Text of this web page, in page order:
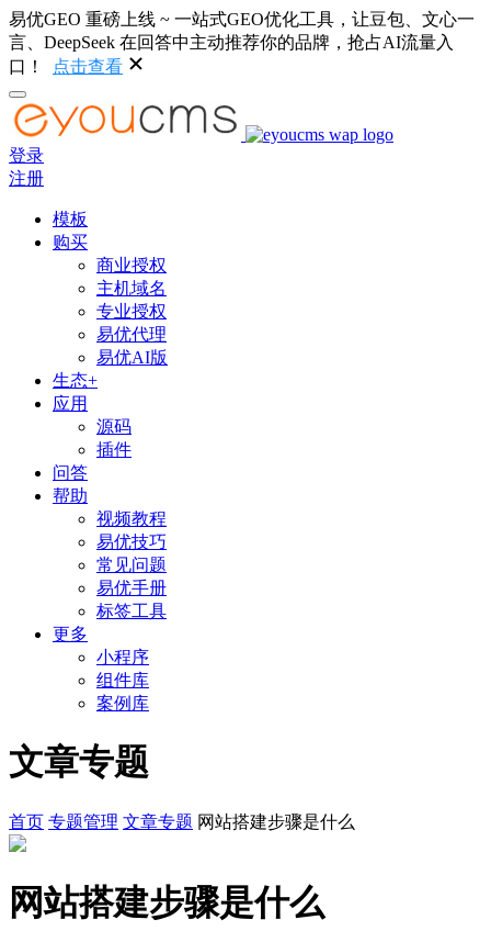
易优GEO 重磅上线 ~ 一站式GEO优化工具，让豆包、文心一
言、DeepSeek 在回答中主动推荐你的品牌，抢占AI流量入
口！
点击查看
登录
注册
模板
购买
商业授权
主机域名
专业授权
易优代理
易优AI版
生态+
应用
源码
插件
问答
帮助
视频教程
易优技巧
常见问题
易优手册
标签工具
更多
小程序
组件库
案例库
文章专题
首页 专题管理 文章专题 网站搭建步骤是什么
网站搭建步骤是什么